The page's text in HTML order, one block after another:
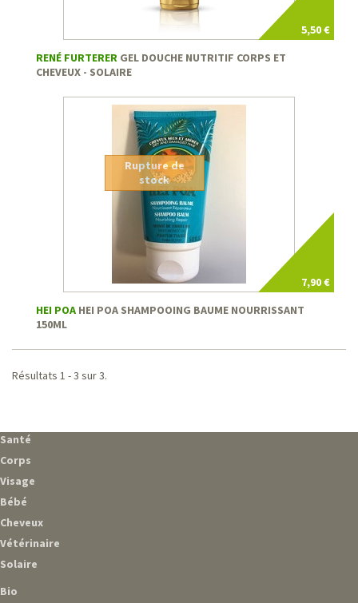
5,50 €
RENÉ FURTERER GEL DOUCHE NUTRITIF CORPS ET
CHEVEUX - SOLAIRE
7,90 €
Rupture de
stock
HEI POA HEI POA SHAMPOOING BAUME NOURRISSANT
150ML
Résultats 1 - 3 sur 3.
Santé
Corps
Visage
Bébé
Cheveux
Vétérinaire
Solaire
Bio